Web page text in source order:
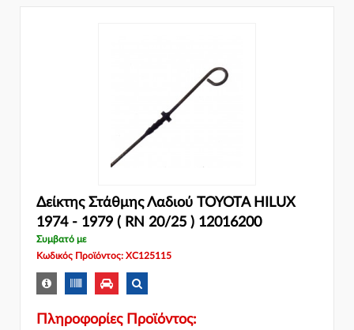
Δείκτης Στάθμης Λαδιού TOYOTA HILUX
1974 - 1979 ( RN 20/25 ) 12016200
Συμβατό με
Κωδικός Προϊόντος: XC125115
Πληροφορίες Προϊόντος: